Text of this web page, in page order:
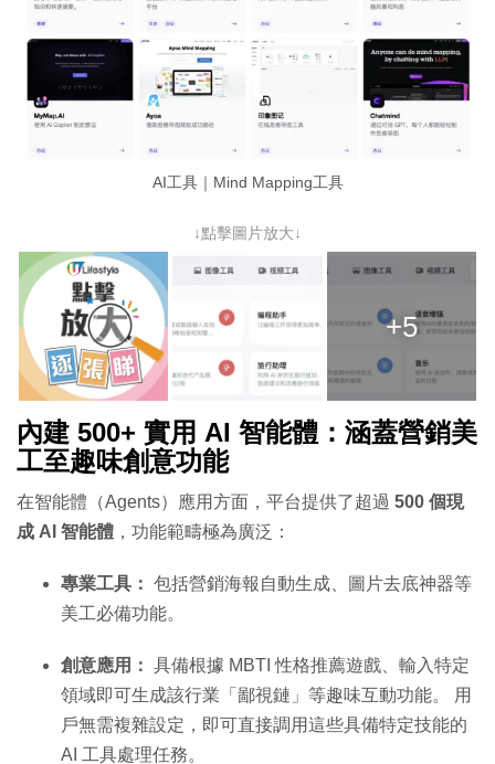
AI工具｜Mind Mapping工具
↓點擊圖片放大↓
+5
內建 500+ 實用 AI 智能體：涵蓋營銷美
工至趣味創意功能
在智能體（Agents）應用方面，平台提供了超過 500 個現
成 AI 智能體 ，功能範疇極為廣泛：
專業工具： 包括營銷海報自動生成、圖片去底神器等
美工必備功能。
創意應用： 具備根據 MBTI 性格推薦遊戲、輸入特定
領域即可生成該行業「鄙視鏈」等趣味互動功能。 用
戶無需複雜設定，即可直接調用這些具備特定技能的
AI 工具處理任務。